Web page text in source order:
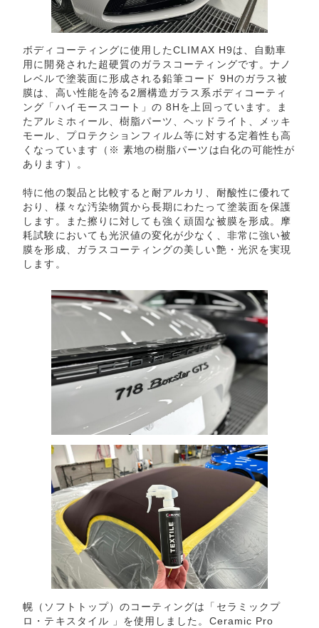
ボディコーティングに使用したCLIMAX H9は、自動車
用に開発された超硬質のガラスコーティングです。ナノ
レベルで塗装面に形成される鉛筆コード 9Hのガラス被
膜は、高い性能を誇る2層構造ガラス系ボディコーティ
ング「ハイモースコート」の 8Hを上回っています。ま
たアルミホィール、樹脂パーツ、ヘッドライト、メッキ
モール、プロテクションフィルム等に対する定着性も高
くなっています（※ 素地の樹脂パーツは白化の可能性が
あります）。
特に他の製品と比較すると耐アルカリ、耐酸性に優れて
おり、様々な汚染物質から長期にわたって塗装面を保護
します。また擦りに対しても強く頑固な被膜を形成。摩
耗試験においても光沢値の変化が少なく、非常に強い被
膜を形成、ガラスコーティングの美しい艶・光沢を実現
します。
幌（ソフトトップ）のコーティングは「セラミックプ
ロ・テキスタイル 」を使用しました。Ceramic Pro